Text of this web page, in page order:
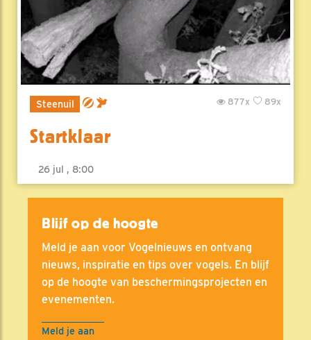
Steenuil 89x
877x
Startklaar
26 jul , 8:00
Blijf op de hoogte
Meld je aan voor Vogelnieuws en ontvang
nieuws, inspiratie en tips over vogels. En blijf
op de hoogte van beschermingsprojecten en
evenementen.
Meld je aan